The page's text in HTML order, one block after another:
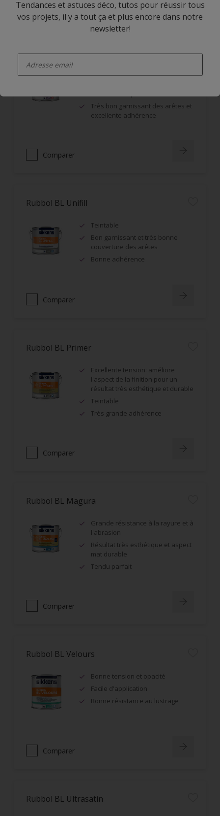
Très bon garnissant des arêtes et
excellente adhérence
Comparer
Rubbol BL Unifill
Teintable
Bon garnissant et très bonne
couverture des arêtes
Bonne adhérence
Comparer
Rubbol BL Primer
Excellente tension: améliore
l'aspect de la finition pour un
résultat très esthétique et durable
Teintable
Très grande adhérence
Comparer
Rubbol BL Magura
Grande résistance à la rayure et à
l'abrasion
Résultat très esthétique et aspect
mat durable
Tendu parfait
Comparer
Rubbol BL Velours
Bonne tension et opacité
Facile d'application
Bonne résistance au lustrage
Comparer
Rubbol BL Ultrasatin
Tendances et astuces déco, tutos pour réussir tous
vos projets, il y a tout ça et plus encore dans notre
newsletter!